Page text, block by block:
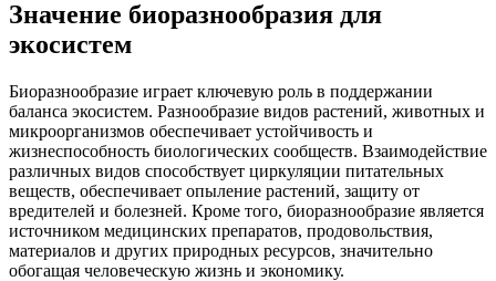
Значение биоразнообразия для
экосистем
Биоразнообразие играет ключевую роль в поддержании
баланса экосистем. Разнообразие видов растений, животных и
микроорганизмов обеспечивает устойчивость и
жизнеспособность биологических сообществ. Взаимодействие
различных видов способствует циркуляции питательных
веществ, обеспечивает опыление растений, защиту от
вредителей и болезней. Кроме того, биоразнообразие является
источником медицинских препаратов, продовольствия,
материалов и других природных ресурсов, значительно
обогащая человеческую жизнь и экономику.